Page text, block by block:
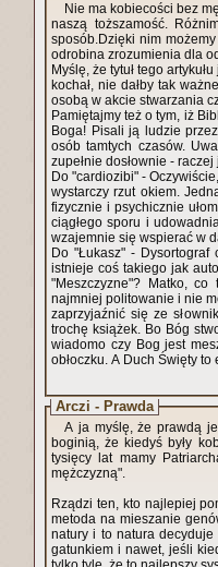
Nie ma kobiecości bez
naszą toższamość.
sposób.Dzięki nim
odrobina zrozumienia dla
Myślę, że tytuł tego
kochał, nie dałby tak ważnej
osobą w akcie stwarzania
Pamiętajmy też o tym, iż
Boga! Pisali ją ludzie
osób tamtych czasów.
zupełnie dosłownie -
Do "cardiozibi" -
wystarczy rzut okiem.
fizycznie i psychicznie
ciągłego sporu i
wzajemnie się wspierać w
Do "Łukasz" -
istnieje coś takiego jak
"Meszczyzne"? Matko,
najmniej politowanie i nie
zaprzyjaźnić się ze
trochę książek. Bo Bóg
wiadomo czy Bog jest
obłoczku. A Duch Święty to
Arczi - Prawda
A ja myślę, że prawdą
boginią, że kiedyś były
tysięcy lat mamy
mężczyzną".
Rządzi ten, kto najlepiej
metoda na mieszanie
natury i to natura
gatunkiem i nawet, jeśli